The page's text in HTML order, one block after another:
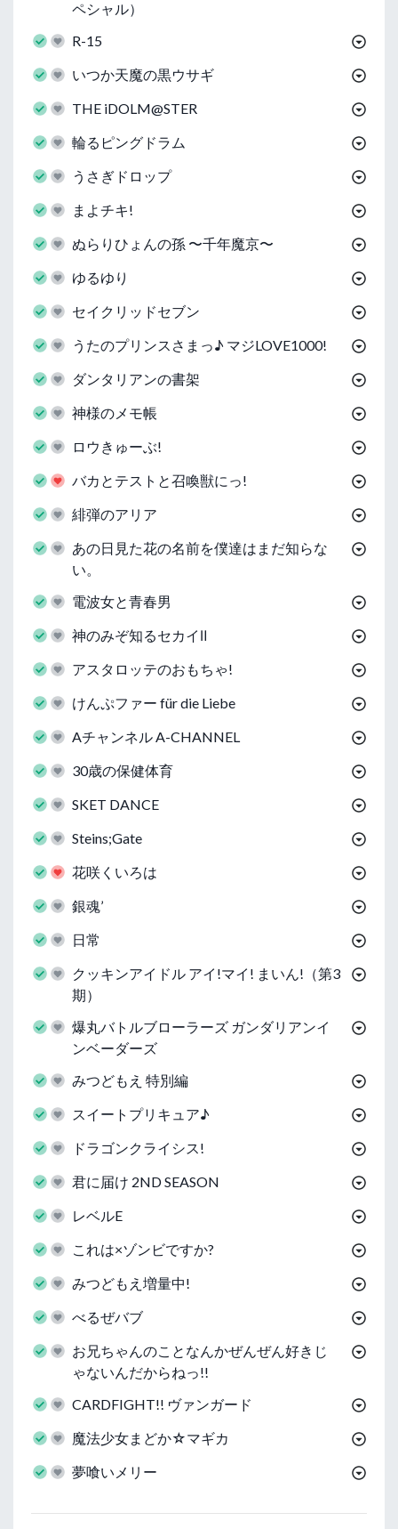
ペシャル）
R-15
いつか天魔の黒ウサギ
THE iDOLM@STER
輪るピングドラム
うさぎドロップ
まよチキ!
ぬらりひょんの孫 〜千年魔京〜
ゆるゆり
セイクリッドセブン
うたのプリンスさまっ♪ マジLOVE1000!
ダンタリアンの書架
神様のメモ帳
ロウきゅーぶ!
バカとテストと召喚獣にっ!
緋弾のアリア
あの日見た花の名前を僕達はまだ知らな
い。
電波女と青春男
神のみぞ知るセカイⅡ
アスタロッテのおもちゃ!
けんぷファー für die Liebe
Aチャンネル A-CHANNEL
30歳の保健体育
SKET DANCE
Steins;Gate
花咲くいろは
銀魂’
日常
クッキンアイドル アイ!マイ! まいん!（第3
期）
爆丸バトルブローラーズ ガンダリアンイ
ンベーダーズ
みつどもえ 特別編
スイートプリキュア♪
ドラゴンクライシス!
君に届け 2ND SEASON
レベルE
これは×ゾンビですか?
みつどもえ増量中!
べるぜバブ
お兄ちゃんのことなんかぜんぜん好きじ
ゃないんだからねっ!!
CARDFIGHT!! ヴァンガード
魔法少女まどか☆マギカ
夢喰いメリー